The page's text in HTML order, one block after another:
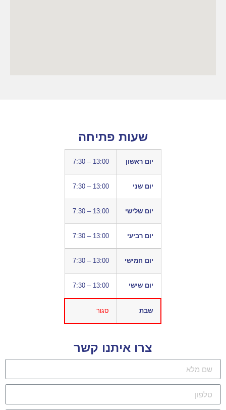
שעות פתיחה
יום ראשון 7:30 – 13:00
יום שני 7:30 – 13:00
יום שלישי 7:30 – 13:00
יום רביעי 7:30 – 13:00
יום חמישי 7:30 – 13:00
יום שישי 7:30 – 13:00
שבת סגור
צרו איתנו קשר